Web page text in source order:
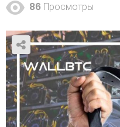
86 Просмотры